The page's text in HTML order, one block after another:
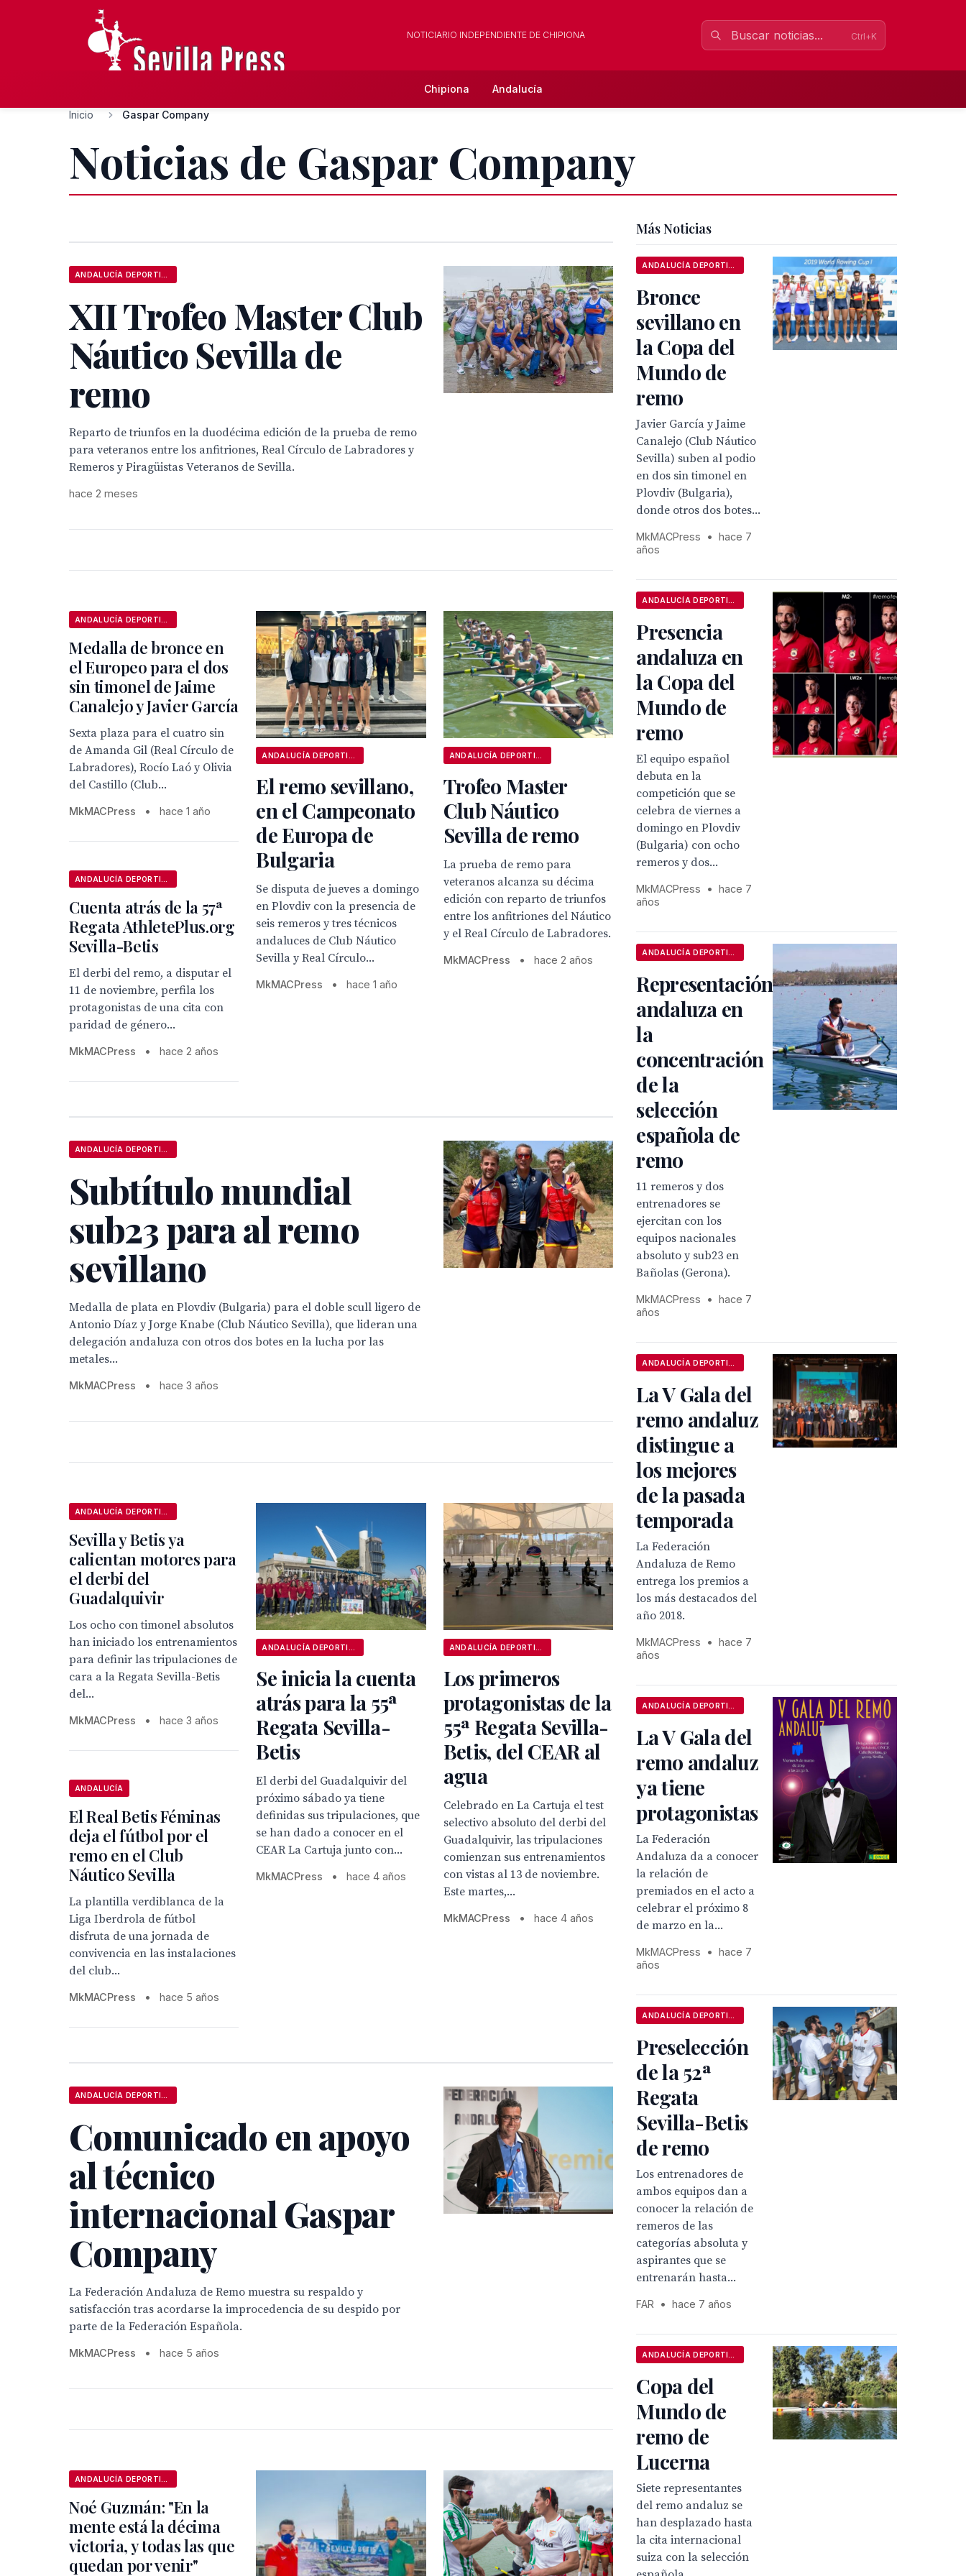
NOTICIARIO INDEPENDIENTE DE CHIPIONA Ctrl+K
Chipiona Andalucía
Inicio Gaspar Company
Noticias de Gaspar Company
XII Trofeo Master Club
Náutico Sevilla de
remo
Reparto de triunfos en la duodécima edición de la prueba de remo
para veteranos entre los anfitriones, Real Círculo de Labradores y
Remeros y Piragüistas Veteranos de Sevilla.
hace 2 meses
Medalla de bronce en
el Europeo para el dos
sin timonel de Jaime
Canalejo y Javier García
Sexta plaza para el cuatro sin
de Amanda Gil (Real Círculo de
Labradores), Rocío Laó y Olivia
del Castillo (Club...
MkMACPress • hace 1 año
El remo sevillano,
en el Campeonato
de Europa de
Bulgaria
Se disputa de jueves a domingo
en Plovdiv con la presencia de
seis remeros y tres técnicos
andaluces de Club Náutico
Sevilla y Real Círculo...
MkMACPress • hace 1 año
Trofeo Master
Club Náutico
Sevilla de remo
La prueba de remo para
veteranos alcanza su décima
edición con reparto de triunfos
entre los anfitriones del Náutico
y el Real Círculo de Labradores.
MkMACPress • hace 2 años
Cuenta atrás de la 57ª
Regata AthletePlus.org
Sevilla-Betis
El derbi del remo, a disputar el
11 de noviembre, perfila los
protagonistas de una cita con
paridad de género...
MkMACPress • hace 2 años
Subtítulo mundial
sub23 para al remo
sevillano
Medalla de plata en Plovdiv (Bulgaria) para el doble scull ligero de
Antonio Díaz y Jorge Knabe (Club Náutico Sevilla), que lideran una
delegación andaluza con otros dos botes en la lucha por las
metales...
MkMACPress • hace 3 años
Sevilla y Betis ya
calientan motores para
el derbi del
Guadalquivir
Los ocho con timonel absolutos
han iniciado los entrenamientos
para definir las tripulaciones de
cara a la Regata Sevilla-Betis
del...
MkMACPress • hace 3 años
Se inicia la cuenta
atrás para la 55ª
Regata Sevilla-
Betis
El derbi del Guadalquivir del
próximo sábado ya tiene
definidas sus tripulaciones, que
se han dado a conocer en el
CEAR La Cartuja junto con...
MkMACPress • hace 4 años
Los primeros
protagonistas de la
55ª Regata Sevilla-
Betis, del CEAR al
agua
Celebrado en La Cartuja el test
selectivo absoluto del derbi del
Guadalquivir, las tripulaciones
comienzan sus entrenamientos
con vistas al 13 de noviembre.
Este martes,...
MkMACPress • hace 4 años
ANDALUCÍA
El Real Betis Féminas
deja el fútbol por el
remo en el Club
Náutico Sevilla
La plantilla verdiblanca de la
Liga Iberdrola de fútbol
disfruta de una jornada de
convivencia en las instalaciones
del club...
MkMACPress • hace 5 años
Comunicado en apoyo
al técnico
internacional Gaspar
Company
La Federación Andaluza de Remo muestra su respaldo y
satisfacción tras acordarse la improcedencia de su despido por
parte de la Federación Española.
MkMACPress • hace 5 años
Noé Guzmán: "En la
mente está la décima
victoria, y todas las que
quedan por venir"
Más Noticias
Bronce
sevillano en
la Copa del
Mundo de
remo
Javier García y Jaime
Canalejo (Club Náutico
Sevilla) suben al podio
en dos sin timonel en
Plovdiv (Bulgaria),
donde otros dos botes...
MkMACPress •
hace 7
años
Presencia
andaluza en
la Copa del
Mundo de
remo
El equipo español
debuta en la
competición que se
celebra de viernes a
domingo en Plovdiv
(Bulgaria) con ocho
remeros y dos...
MkMACPress •
hace 7
años
Representación
andaluza en
la
concentración
de la
selección
española de
remo
11 remeros y dos
entrenadores se
ejercitan con los
equipos nacionales
absoluto y sub23 en
Bañolas (Gerona).
MkMACPress •
hace 7
años
La V Gala del
remo andaluz
distingue a
los mejores
de la pasada
temporada
La Federación
Andaluza de Remo
entrega los premios a
los más destacados del
año 2018.
MkMACPress •
hace 7
años
La V Gala del
remo andaluz
ya tiene
protagonistas
La Federación
Andaluza da a conocer
la relación de
premiados en el acto a
celebrar el próximo 8
de marzo en la...
MkMACPress •
hace 7
años
Preselección
de la 52ª
Regata
Sevilla-Betis
de remo
Los entrenadores de
ambos equipos dan a
conocer la relación de
remeros de las
categorías absoluta y
aspirantes que se
entrenarán hasta...
FAR • hace 7 años
Copa del
Mundo de
remo de
Lucerna
Siete representantes
del remo andaluz se
han desplazado hasta
la cita internacional
suiza con la selección